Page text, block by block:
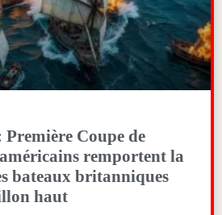
Première Coupe de
remportent la
bateaux britanniques
haut